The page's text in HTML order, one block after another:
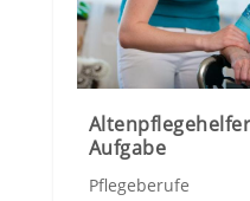
Aufgabe
Pflegeberufe